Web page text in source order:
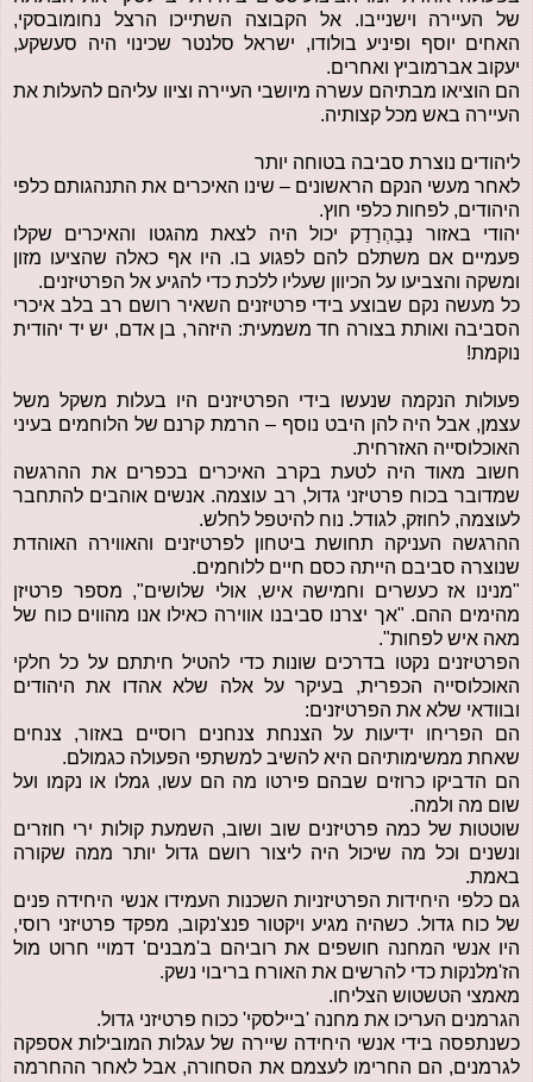
של העיירה וישנייבו. אל הקבוצה השתייכו הרצל נחומובסקי,
האחים יוסף ופיניע בולודו, ישראל סלנטר שכינוי היה סעשקע,
יעקוב אברמוביץ ואחרים.
הם הוציאו מבתיהם עשרה מיושבי העיירה וציוו עליהם להעלות את
העיירה באש מכל קצותיה.
ליהודים נוצרת סביבה בטוחה יותר
לאחר מעשי הנקם הראשונים – שינו האיכרים את התנהגותם כלפי
היהודים, לפחות כלפי חוץ.
יהודי באזור נַבַהְרַדַק יכול היה לצאת מהגטו והאיכרים שקלו
פעמיים אם משתלם להם לפגוע בו. היו אף כאלה שהציעו מזון
ומשקה והצביעו על הכיוון שעליו ללכת כדי להגיע אל הפרטיזנים.
כל מעשה נקם שבוצע בידי פרטיזנים השאיר רושם רב בלב איכרי
הסביבה ואותת בצורה חד משמעית: היזהר, בן אדם, יש יד יהודית
נוקמת!
פעולות הנקמה שנעשו בידי הפרטיזנים היו בעלות משקל משל
עצמן, אבל היה להן היבט נוסף – הרמת קרנם של הלוחמים בעיני
האוכלוסייה האזרחית.
חשוב מאוד היה לטעת בקרב האיכרים בכפרים את ההרגשה
שמדובר בכוח פרטיזני גדול, רב עוצמה. אנשים אוהבים להתחבר
לעוצמה, לחוזק, לגודל. נוח להיטפל לחלש.
ההרגשה העניקה תחושת ביטחון לפרטיזנים והאווירה האוהדת
שנוצרה סביבם הייתה כסם חיים ללוחמים.
"מנינו אז כעשרים וחמישה איש, אולי שלושים", מספר פרטיזן
מהימים ההם. "אך יצרנו סביבנו אווירה כאילו אנו מהווים כוח של
מאה איש לפחות".
הפרטיזנים נקטו בדרכים שונות כדי להטיל חיתתם על כל חלקי
האוכלוסייה הכפרית, בעיקר על אלה שלא אהדו את היהודים
ובוודאי שלא את הפרטיזנים:
הם הפריחו ידיעות על הצנחת צנחנים רוסיים באזור, צנחים
שאחת ממשימותיהם היא להשיב למשתפי הפעולה כגמולם.
הם הדביקו כרוזים שבהם פירטו מה הם עשו, גמלו או נקמו ועל
שום מה ולמה.
שוטטות של כמה פרטיזנים שוב ושוב, השמעת קולות ירי חוזרים
ונשנים וכל מה שיכול היה ליצור רושם גדול יותר ממה שקורה
באמת.
גם כלפי היחידות הפרטיזניות השכנות העמידו אנשי היחידה פנים
של כוח גדול. כשהיה מגיע ויקטור פנצ'נקוב, מפקד פרטיזני רוסי,
היו אנשי המחנה חושפים את רוביהם ב'מבנים' דמויי חרוט מול
הז'מלנקות כדי להרשים את האורח בריבוי נשק.
מאמצי הטשטוש הצליחו.
הגרמנים העריכו את מחנה 'ביילסקי' ככוח פרטיזני גדול.
כשנתפסה בידי אנשי היחידה שיירה של עגלות המובילות אספקה
לגרמנים, הם החרימו לעצמם את הסחורה, אבל לאחר ההחרמה